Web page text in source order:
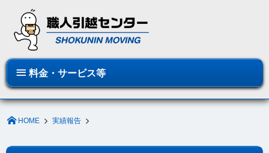
料金・サービス等
HOME 実績報告